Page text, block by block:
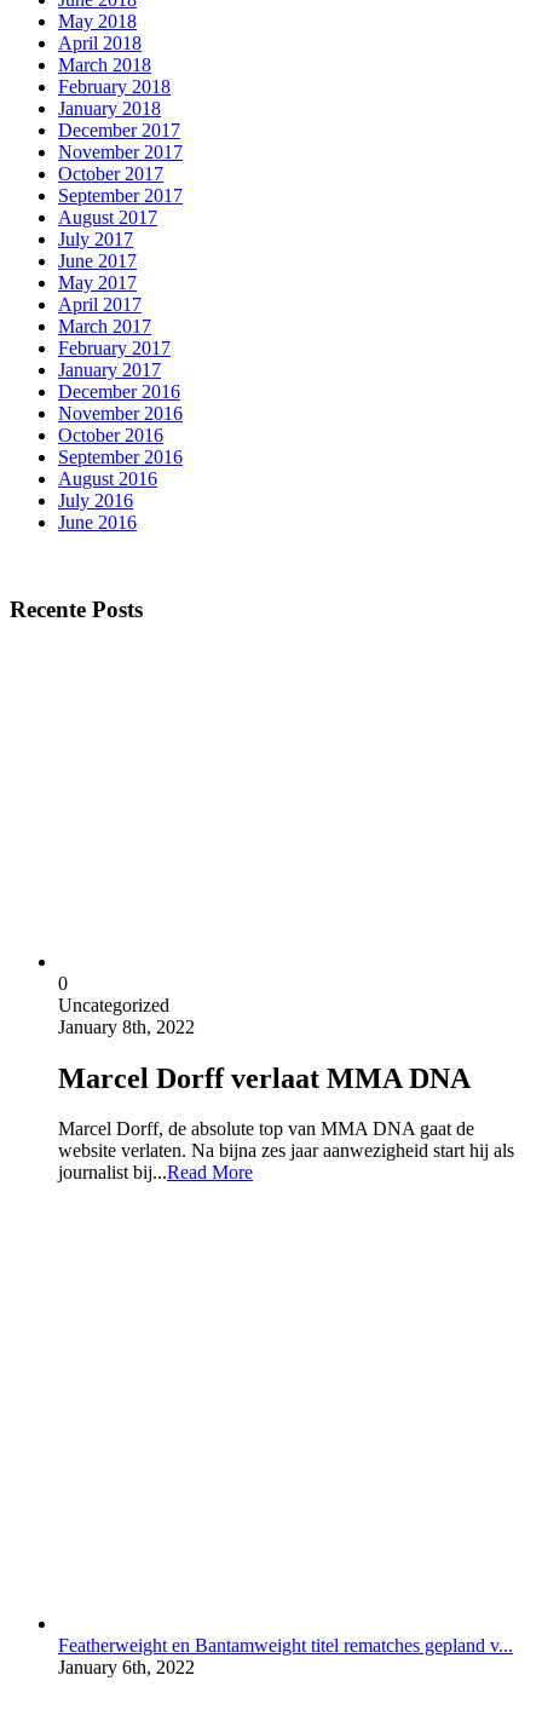
May 2018
April 2018
March 2018
February 2018
January 2018
December 2017
November 2017
October 2017
September 2017
August 2017
July 2017
June 2017
May 2017
April 2017
March 2017
February 2017
January 2017
December 2016
November 2016
October 2016
September 2016
August 2016
July 2016
June 2016
Recente Posts
0
Uncategorized
January 8th, 2022
Marcel Dorff verlaat MMA DNA
Marcel Dorff, de absolute top van MMA DNA gaat de
website verlaten. Na bijna zes jaar aanwezigheid start hij als
journalist bij...Read More
Featherweight en Bantamweight titel rematches gepland v...
January 6th, 2022